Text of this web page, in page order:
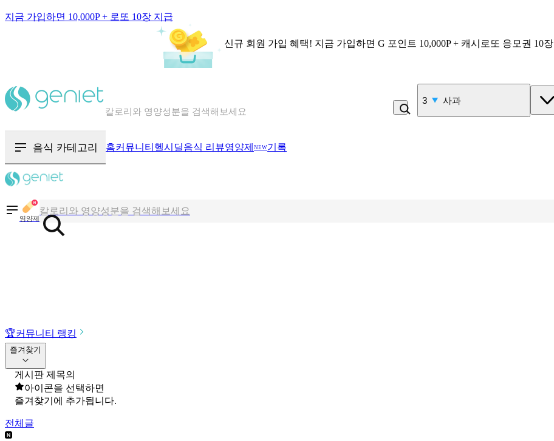
지금 가입하면 10,000P + 로또 10장 지급
신규 회원 가입 혜택! 지금 가입하면 G 포인트 10,000P + 캐시로또 응모권 10장
혈당 · 다이어트 음식 검색해보세요
4 비_플레인 쿽
음식 카테고리 홈커뮤니티 헬시딜음식 리뷰영양제 NEW기록
영양제혈당 · 다이어트 음식 검색해보세요
음식 · 영양제 리뷰를 찾아보세요
🏆커뮤니티 랭킹
즐겨찾기
게시판 제목의
아이콘을 선택하면
즐겨찾기에 추가됩니다.
전체글